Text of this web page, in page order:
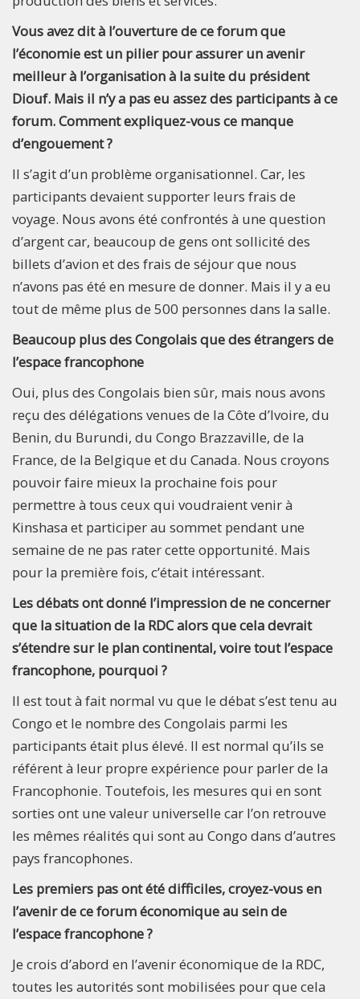
Vous avez dit à l’ouverture de ce forum que
l’économie est un pilier pour assurer un avenir
meilleur à l’organisation à la suite du président
Diouf. Mais il n’y a pas eu assez des participants à ce
forum. Comment expliquez-vous ce manque
d’engouement ?
Il s’agit d’un problème organisationnel. Car, les
participants devaient supporter leurs frais de
voyage. Nous avons été confrontés à une question
d’argent car, beaucoup de gens ont sollicité des
billets d’avion et des frais de séjour que nous
n’avons pas été en mesure de donner. Mais il y a eu
tout de même plus de 500 personnes dans la salle.
Beaucoup plus des Congolais que des étrangers de
l’espace francophone
Oui, plus des Congolais bien sûr, mais nous avons
reçu des délégations venues de la Côte d’Ivoire, du
Benin, du Burundi, du Congo Brazzaville, de la
France, de la Belgique et du Canada. Nous croyons
pouvoir faire mieux la prochaine fois pour
permettre à tous ceux qui voudraient venir à
Kinshasa et participer au sommet pendant une
semaine de ne pas rater cette opportunité. Mais
pour la première fois, c’était intéressant.
Les débats ont donné l’impression de ne concerner
que la situation de la RDC alors que cela devrait
s’étendre sur le plan continental, voire tout l’espace
francophone, pourquoi ?
Il est tout à fait normal vu que le débat s’est tenu au
Congo et le nombre des Congolais parmi les
participants était plus élevé. Il est normal qu’ils se
référent à leur propre expérience pour parler de la
Francophonie. Toutefois, les mesures qui en sont
sorties ont une valeur universelle car l’on retrouve
les mêmes réalités qui sont au Congo dans d’autres
pays francophones.
Les premiers pas ont été difficiles, croyez-vous en
l’avenir de ce forum économique au sein de
l’espace francophone ?
Je crois d’abord en l’avenir économique de la RDC,
toutes les autorités sont mobilisées pour que cela